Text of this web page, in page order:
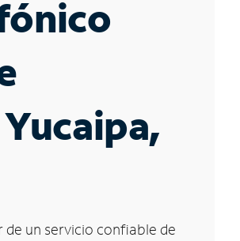
un servicio confiable de